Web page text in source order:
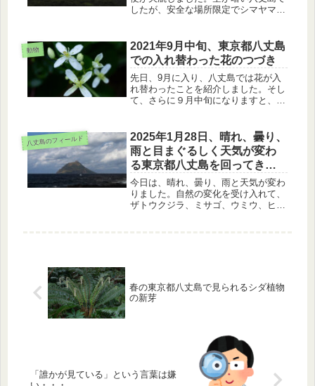
したが、安全な場所限定でシマヤマブ
した。
動物
2021年9月中旬、東京都八丈島
での入れ替わった花のつづき
先日、9月に入り、八丈島では花が入
れ替わったことを紹介しました。そし
て、さらに９月中旬になりますと、追
ギク、そして、花に付随してリュウキ
ュウツヤハナムグリのお話です。
八丈島のフィールド
2025年1月28日、晴れ、曇り、
雨と目まぐるしく天気が変わ
る東京都八丈島を回ってきま
した
今日は、晴れ、曇り、雨と天気が変わ
りました。自然の変化を受け入れて、
ザトウクジラ、ミサゴ、ウミウ、ヒト
春の東京都八丈島で見られるシダ植物
の新芽
「誰かが見ている」という言葉は嫌